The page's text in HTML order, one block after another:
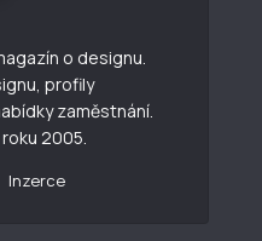
o designu.
profily
zaměstnání.
2005.
Inzerce